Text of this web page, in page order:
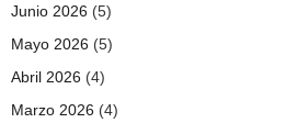
Junio 2026 (5)
Mayo 2026 (5)
Abril 2026 (4)
Marzo 2026 (4)